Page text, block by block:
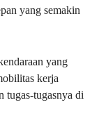
yang semakin
yang
kerja
tugas-tugasnya di